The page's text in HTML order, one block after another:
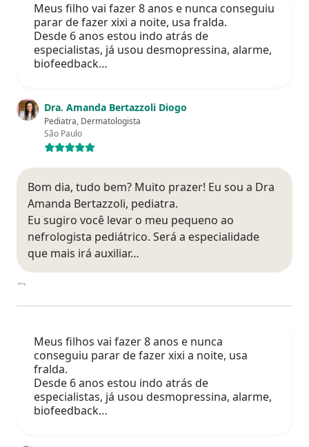
Meus filho vai fazer 8 anos e nunca conseguiu
parar de fazer xixi a noite, usa fralda.
Desde 6 anos estou indo atrás de
especialistas, já usou desmopressina, alarme,
biofeedback…
Dra. Amanda Bertazzoli Diogo
Pediatra, Dermatologista
São Paulo
Bom dia, tudo bem? Muito prazer! Eu sou a Dra
Amanda Bertazzoli, pediatra.
Eu sugiro você levar o meu pequeno ao
nefrologista pediátrico. Será a especialidade
que mais irá auxiliar…
Meus filhos vai fazer 8 anos e nunca
conseguiu parar de fazer xixi a noite, usa
fralda.
Desde 6 anos estou indo atrás de
especialistas, já usou desmopressina, alarme,
biofeedback…